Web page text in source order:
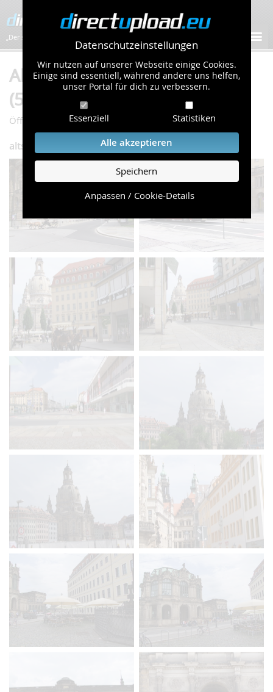
Datenschutzeinstellungen
Wir nutzen auf unserer Webseite einige Cookies.
Einige sind essentiell, während andere uns helfen,
unser Portal für dich zu verbessern.
Essenziell Statistiken
Alle akzeptieren
Speichern
Anpassen / Cookie-Details
„Der schnellste Bilder-Hoster im Web!”
Album "dresden" von old_dub
(57 Bilder)
Öffentliche Galerie/Gebäude & Kultur /dresden
altstadt